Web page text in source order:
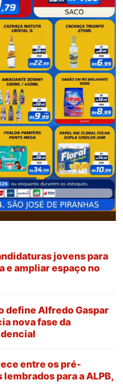
jovens para
e ampliar espaço no
define Alfredo Gaspar
nova fase da
entre os pré-
para a ALPB,